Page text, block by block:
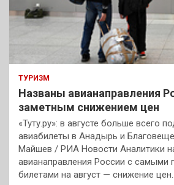
ТУРИЗМ
Названы авианаправления
заметным снижением цен
«Туту.ру»: в августе больше всего
авиабилеты в Анадырь и
Майшев / РИА Новости Аналитики
авианаправления России с самыми
билетами на август — снижение